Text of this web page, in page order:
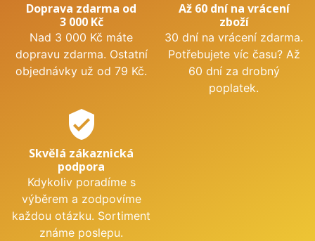
Doprava zdarma od
3 000 Kč
Nad 3 000 Kč máte
dopravu zdarma. Ostatní
objednávky už od 79 Kč.
Až 60 dní na vrácení
zboží
30 dní na vrácení zdarma.
Potřebujete víc času? Až
60 dní za drobný
poplatek.
verified_user
Skvělá zákaznická
podpora
Kdykoliv poradíme s
výběrem a zodpovíme
každou otázku. Sortiment
známe poslepu.